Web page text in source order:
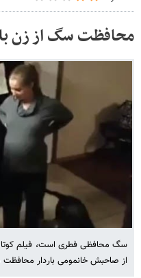
محافظت سگ از زن
سگ محافظی فطری است، فیلم
از صاحبش خانمومی باردار محافظت